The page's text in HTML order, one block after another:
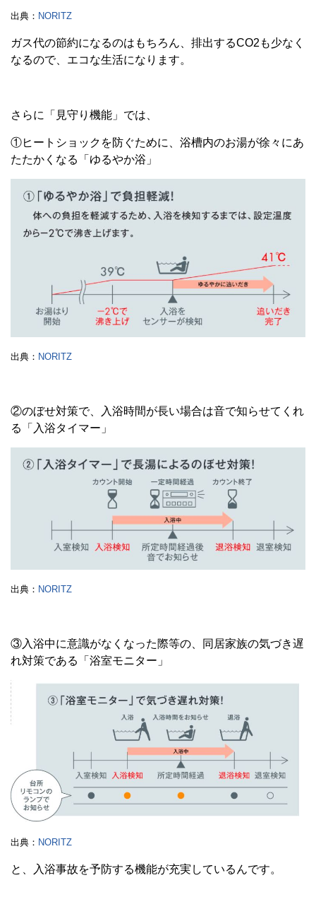
出典： NORITZ
ガス代の節約になるのはもちろん、排出するCO2も少なく
なるので、エコな生活になります。
さらに「見守り機能」では、
①ヒートショックを防ぐために、浴槽内のお湯が徐々にあ
たたかくなる「ゆるやか浴」
出典： NORITZ
②のぼせ対策で、入浴時間が長い場合は音で知らせてくれ
る「入浴タイマー」
出典： NORITZ
③入浴中に意識がなくなった際等の、同居家族の気づき遅
れ対策である「浴室モニター」
出典： NORITZ
と、入浴事故を予防する機能が充実しているんです。